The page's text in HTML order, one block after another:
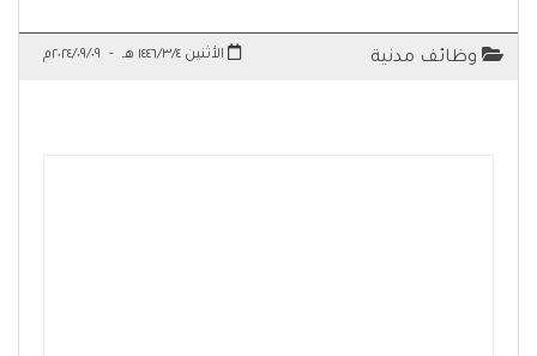
وظائف مدنية الأثنين ١٤٤٦/٣/٤ هـ - ٢٠٢٤/٠٩/٠٩م